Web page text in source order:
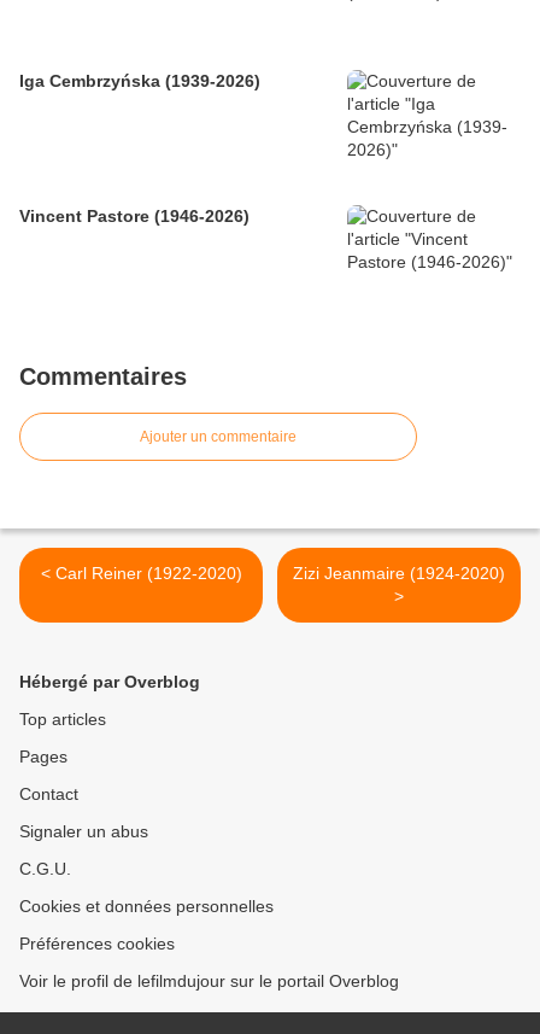
Iga Cembrzyńska (1939-2026)
Vincent Pastore (1946-2026)
Commentaires
Ajouter un commentaire
< Carl Reiner (1922-2020)
Zizi Jeanmaire (1924-2020)
>
Hébergé par Overblog
Top articles
Pages
Contact
Signaler un abus
C.G.U.
Cookies et données personnelles
Préférences cookies
Voir le profil de lefilmdujour sur le portail Overblog